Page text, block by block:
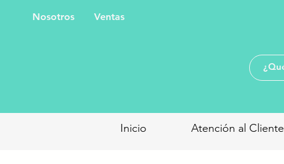
Nosotros Ventas
Inicio Atención al Cliente